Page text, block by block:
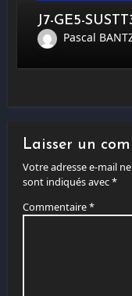
J7-GE5-
Pascal
Laisser un
Votre adresse e-mail
sont indiqués avec*
Commentaire*